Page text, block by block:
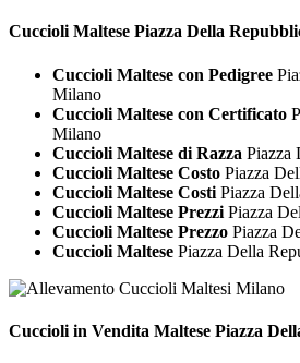
Cuccioli Maltese Piazza Della
Cuccioli Maltese con Pedigree
Milano
Cuccioli Maltese con Certificato
Milano
Cuccioli Maltese di Razza Piazza
Cuccioli Maltese Costo Piazza
Cuccioli Maltese Costi Piazza
Cuccioli Maltese Prezzi Piazza
Cuccioli Maltese Prezzo Piazza
Cuccioli Maltese Piazza Della
Cuccioli in Vendita Maltese Piazza